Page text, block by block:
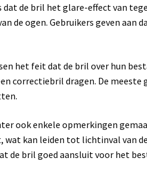
dat de bril het glare-effect van
de ogen. Gebruikers geven aan
het feit dat de bril over hun
correctiebril dragen. De
ook enkele opmerkingen
wat kan leiden tot lichtinval van
de bril goed aansluit voor het